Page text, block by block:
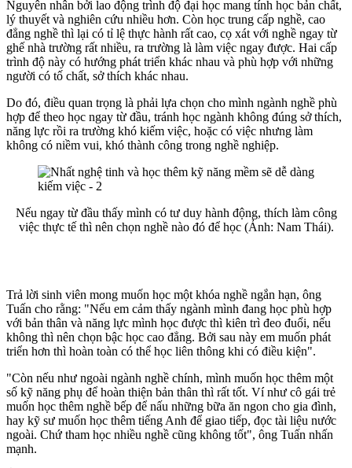
Nguyên nhân bởi lao động trình độ đại học mang tính học bản chất,
lý thuyết và nghiên cứu nhiều hơn. Còn học trung cấp nghề, cao
đẳng nghề thì lại có tỉ lệ thực hành rất cao, cọ xát với nghề ngay từ
ghế nhà trường rất nhiều, ra trường là làm việc ngay được. Hai cấp
trình độ này có hướng phát triển khác nhau và phù hợp với những
người có tố chất, sở thích khác nhau.
Do đó, điều quan trọng là phải lựa chọn cho mình ngành nghề phù
hợp để theo học ngay từ đầu, tránh học ngành không đúng sở thích,
năng lực rồi ra trường khó kiếm việc, hoặc có việc nhưng làm
không có niềm vui, khó thành công trong nghề nghiệp.
Nếu ngay từ đầu thấy mình có tư duy hành động, thích làm công
việc thực tế thì nên chọn nghề nào đó để học (Ảnh: Nam Thái).
Trả lời sinh viên mong muốn học một khóa nghề ngắn hạn, ông
Tuấn cho rằng: "Nếu em cảm thấy ngành mình đang học phù hợp
với bản thân và năng lực mình học được thì kiên trì đeo đuổi, nếu
không thì nên chọn bậc học cao đẳng. Bởi sau này em muốn phát
triển hơn thì hoàn toàn có thể học liên thông khi có điều kiện".
"Còn nếu như ngoài ngành nghề chính, mình muốn học thêm một
số kỹ năng phụ để hoàn thiện bản thân thì rất tốt. Ví như cô gái trẻ
muốn học thêm nghề bếp để nấu những bữa ăn ngon cho gia đình,
hay kỹ sư muốn học thêm tiếng Anh để giao tiếp, đọc tài liệu nước
ngoài. Chứ tham học nhiều nghề cũng không tốt", ông Tuấn nhấn
mạnh.